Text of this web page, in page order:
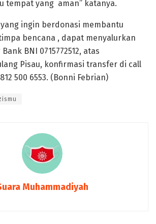
tempat yang aman” katanya.
ingin berdonasi membantu
bencana , dapat menyalurkan
BNI 0715772512, atas
Pisau, konfirmasi transfer di call
500 6553. (Bonni Febrian)
Muhammadiyah